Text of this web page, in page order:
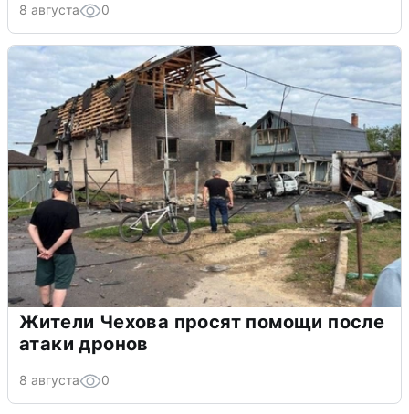
8 августа 0
Жители Чехова просят помощи после
атаки дронов
8 августа 0